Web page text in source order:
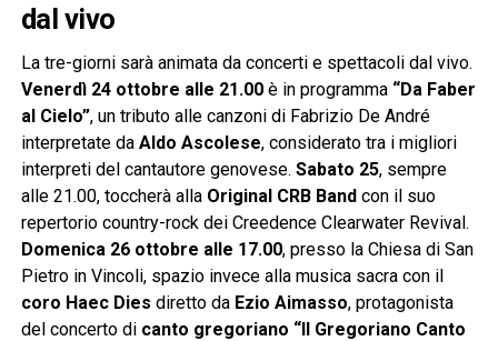
dal vivo
La tre-giorni sarà animata da concerti e spettacoli dal vivo.
Venerdì 24 ottobre alle 21.00è in programma “Da Faber
al Cielo”, un tributo alle canzoni di Fabrizio De André
interpretate da Aldo Ascolese, considerato tra i migliori
interpreti del cantautore genovese. Sabato 25, sempre
alle 21.00, toccherà alla Original CRB Bandcon il suo
repertorio country-rock dei Creedence Clearwater Revival.
Domenica 26 ottobre alle 17.00, presso la Chiesa di San
Pietro in Vincoli, spazio invece alla musica sacra con il
coro Haec Dies diretto da Ezio Aimasso, protagonista
del concerto di canto gregoriano “Il Gregoriano Canto